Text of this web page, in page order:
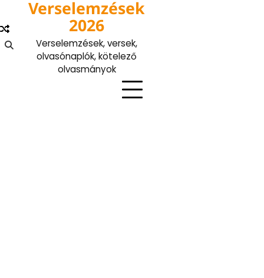
content
Verselemzések
2026
Verselemzések, versek,
olvasónaplók, kötelező
olvasmányok